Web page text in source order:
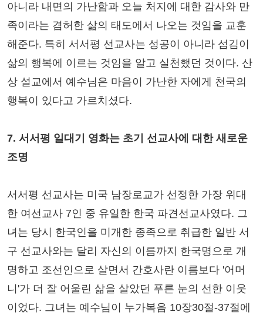
아니라 내면의 가난함과 오늘 처지에 대한 감사와 만
족이라는 겸허한 삶의 태도에서 나오는 것임을 교훈
해준다. 특히 서서평 선교사는 성공이 아니라 섬김이
삶의 행복에 이르는 것임을 알고 실천했던 것이다. 산
상 설교에서 예수님은 마음이 가난한 자에게 천국의
행복이 있다고 가르치셨다.
7. 서서평 일대기 영화는 초기 선교사에 대한 새로운
조명
서서평 선교사는 미국 남장로교가 선정한 가장 위대
한 여선교사 7인 중 유일한 한국 파견선교사였다. 그
녀는 당시 한국인을 미개한 종족으로 취급한 일반 서
구 선교사와는 달리 자신의 이름까지 한국명으로 개
명하고 조선인으로 살면서 간호사란 이름보다 '어머
니'가 더 잘 어울린 삶을 살았던 푸른 눈의 선한 이웃
이었다. 그녀는 예수님이 누가복음 10장30절-37절에